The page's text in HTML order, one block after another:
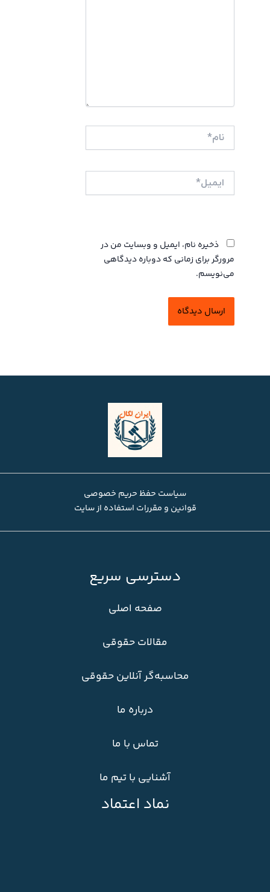
نام*
ایمیل*
ذخیره نام، ایمیل و وبسایت من در
مرورگر برای زمانی که دوباره دیدگاهی
می‌نویسم.
سیاست حفظ حریم خصوصی
قوانین و مقررات استفاده از سایت
دسترسی سریع
صفحه اصلی
مقالات حقوقی
محاسبه‌گر آنلاین حقوقی
درباره ما
تماس با ما
آشنایی با تیم ما
نماد اعتماد